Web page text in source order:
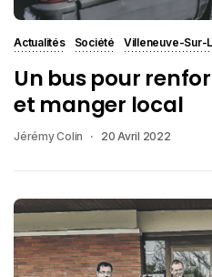
Actualités Société Villeneuve-Sur-
Un bus pour
et manger local
Jérémy Colin 20 Avril 2022